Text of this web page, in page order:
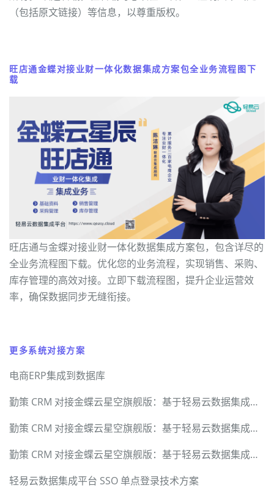
（包括原文链接）等信息，以尊重版权。
旺店通金蝶对接业财一体化数据集成方案包全业务流程图下
载
旺店通与金蝶对接业财一体化数据集成方案包，包含详尽的
全业务流程图下载。优化您的业务流程，实现销售、采购、
库存管理的高效对接。立即下载流程图，提升企业运营效
率，确保数据同步无缝衔接。
更多系统对接方案
电商ERP集成到数据库
勤策 CRM 对接金蝶云星空旗舰版：基于轻易云数据集成平台的硬核技术实现与全链路方案
勤策 CRM 对接金蝶云星空旗舰版：基于轻易云数据集成平台的硬核技术实现与全链路方案
勤策 CRM 对接金蝶云星空旗舰版：基于轻易云数据集成平台的硬核技术实现与全链路方案
轻易云数据集成平台 SSO 单点登录技术方案